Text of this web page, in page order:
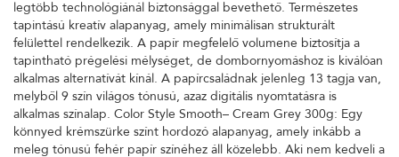
legtöbb technológiánál biztonsággal bevethető. Természetes
tapintású kreatív alapanyag, amely minimálisan strukturált
felülettel rendelkezik. A papír megfelelő volumene biztosítja a
tapintható prégelési mélységet, de dombornyomáshoz is kiválóan
alkalmas alternatívát kínál. A papírcsaládnak jelenleg 13 tagja van,
melyből 9 szín világos tónusú, azaz digitális nyomtatásra is
alkalmas színalap. Color Style Smooth– Cream Grey 300g: Egy
könnyed krémszürke színt hordozó alapanyag, amely inkább a
meleg tónusú fehér papír színéhez áll közelebb. Aki nem kedveli a